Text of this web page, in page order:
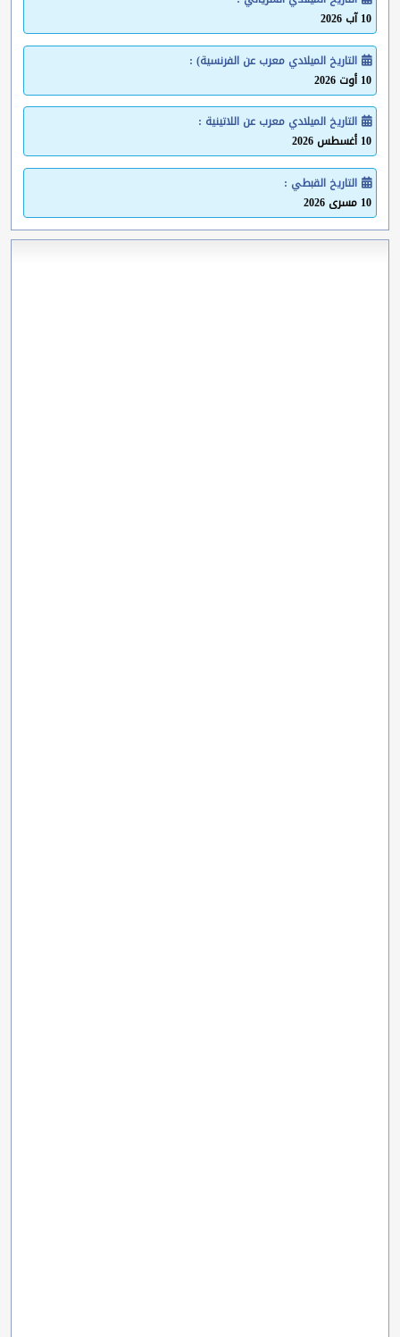
10 آب 2026
التاريخ الميلادي معرب عن الفرنسية) :
10 أوت 2026
التاريخ الميلادي معرب عن اللاتينية :
10 أغسطس 2026
التاريخ القبطي :
10 مسرى 2026